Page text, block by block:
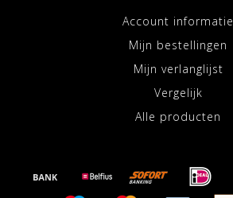
Account informatie
Mijn bestellingen
Mijn verlanglijst
Vergelijk
Alle producten